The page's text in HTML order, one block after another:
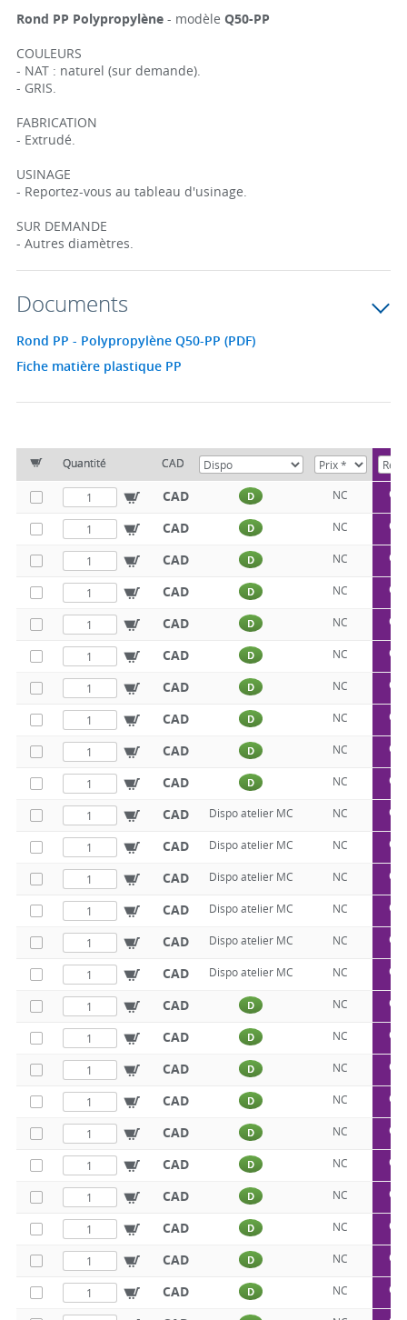
Rond PP Polypropylène- modèle Q50-PP
COULEURS
- NAT : naturel (sur demande).
- GRIS.
FABRICATION
- Extrudé.
USINAGE
- Reportez-vous au tableau d'usinage.
SUR DEMANDE
- Autres diamètres.
Documents
Rond PP - Polypropylène Q50-PP (PDF)
Fiche matière plastique PP
Quantité CAD
CAD D NC
CAD D NC
CAD D NC
CAD D NC
CAD D NC
CAD D NC
CAD D NC
CAD D NC
CAD D NC
CAD D NC
CAD Dispo atelier MC NC
CAD Dispo atelier MC NC
CAD Dispo atelier MC NC
CAD Dispo atelier MC NC
CAD Dispo atelier MC NC
CAD Dispo atelier MC NC
CAD D NC
CAD D NC
CAD D NC
CAD D NC
CAD D NC
CAD D NC
CAD D NC
CAD D NC
CAD D NC
CAD D NC